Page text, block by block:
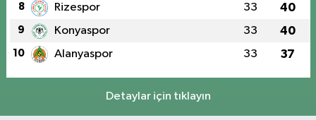
8 Rizespor 33 40
9 Konyaspor 33 40
10 Alanyaspor 33 37
Detaylar için tıklayın